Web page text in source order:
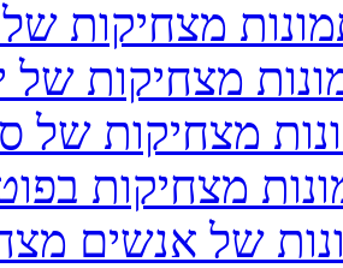
מצחיקות
מצחיקות של
מצחיקות של
מצחיקות
של אנשים